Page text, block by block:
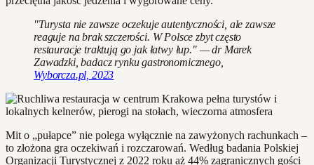
"Turysta nie zawsze oczekuje autentyczności, ale zawsze
reaguje na brak szczerości. W Polsce zbyt często
restauracje traktują go jak łatwy łup." — dr Marek
Zawadzki, badacz rynku gastronomicznego,
Wyborcza.pl, 2023
Mit o „pułapce” nie polega wyłącznie na zawyżonych rachunkach –
to złożona gra oczekiwań i rozczarowań. Według badania Polskiej
Organizacji Turystycznej z 2022 roku aż 44% zagranicznych gości